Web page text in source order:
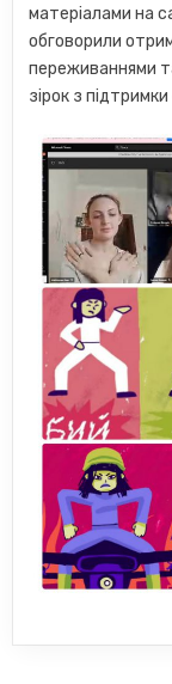
матеріалами на
обговорили
переживаннями
зірок з